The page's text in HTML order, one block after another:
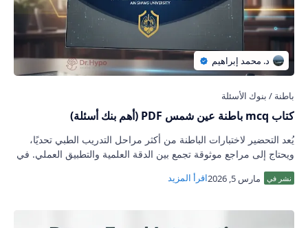
كتاب mcq باطنة عين شمس PDF (أهم بنك أسئلة)
يُعد التحضير لاختبارات الباطنة من أكثر مراحل التدريب الطبي تحديًا،
ويحتاج إلى مراجع موثوقة تجمع بين الدقة العلمية والتطبيق العملي. في
هذا المقال، نقد…